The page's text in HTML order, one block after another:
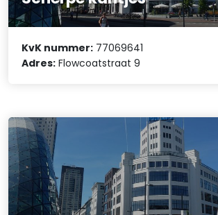
KvK nummer: 77069641
Adres: Flowcoatstraat 9